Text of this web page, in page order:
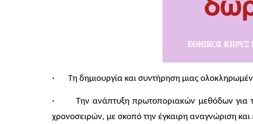
· Τη δημιουργία και συντήρηση μιας
· Την ανάπτυξη πρωτοποριακών μεθόδων για
χρονοσειρών, με σκοπό την έγκαιρη αναγνώριση και